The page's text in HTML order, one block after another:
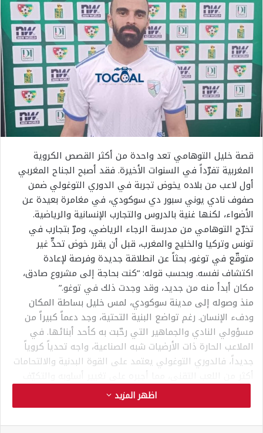
قصة خليل التوهامي تعد واحدة من أكثر القصص الكروية
المغربية تفرّداً في السنوات الأخيرة. فقد أصبح الجناح المغربي
أول لاعب من بلاده يخوض تجربة في الدوري التوغولي ضمن
صفوف نادي يوني سبور دي سوكودي، في مغامرة بعيدة عن
الأضواء، لكنها غنية بالدروس والتجارب الإنسانية والرياضية.
تخرّج التوهامي من مدرسة الرجاء الرياضي، ومرّ بتجارب في
تونس وتركيا والخليج والمغرب، قبل أن يقرر خوض تحدٍّ غير
متوقّع في توغو، بحثاً عن انطلاقة جديدة وفرصة لإعادة
اكتشاف نفسه. وبحسب قوله: “كنت بحاجة إلى مشروع صادق،
مكان أبدأ منه من جديد، وقد وجدت ذلك في توغو.”
منذ وصوله إلى مدينة سوكودي، لمس خليل بساطة المكان
ودفء الإنسان. رغم تواضع البنية التحتية، وجد دعماً كبيراً من
مسؤولي النادي والجماهير التي رحّبت به كأحد أبنائها. في
الملاعب الحارة ذات الأرضيات شبه الصناعية، واجه تحدياً كروياً
جديداً، فالدوري التوغولي يعتمد على القوة البدنية والالتحامات
أكثر من اللعب التقني، مما أجبره على تغيير أسلوبه والتكيّف
مع واقع جديد.
بفضل خبرته، تألق بسرعة؛ ففي أول مباراة له قدّم تمريرة
اظهر المزيد